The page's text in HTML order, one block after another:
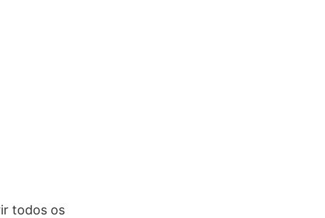
todos os